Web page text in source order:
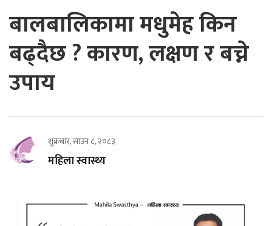
बालबालिकामा मधुमेह किन
बढ्दैछ ? कारण, लक्षण र बच्ने
उपाय
शुक्रबार, साउन ८, २०८३
महिला स्वास्थ्य